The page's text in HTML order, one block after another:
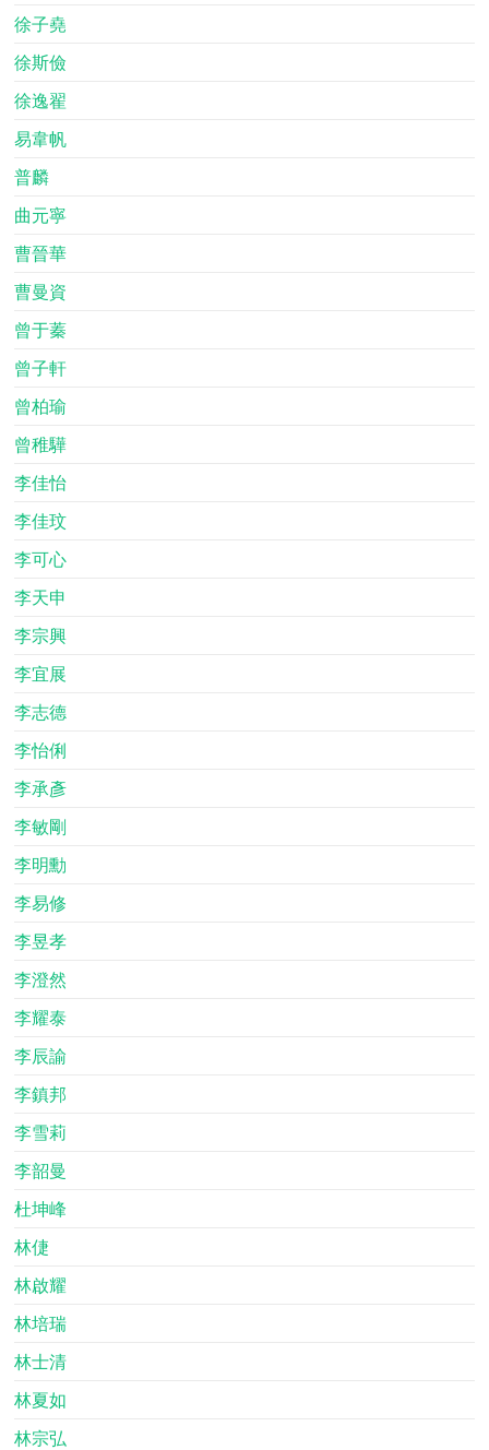
徐子堯
徐斯儉
徐逸翟
易韋帆
普麟
曲元寧
曹晉華
曹曼資
曾于蓁
曾子軒
曾柏瑜
曾稚驊
李佳怡
李佳玟
李可心
李天申
李宗興
李宜展
李志德
李怡俐
李承彥
李敏剛
李明勳
李易修
李昱孝
李澄然
李耀泰
李辰諭
李鎮邦
李雪莉
李韶曼
杜坤峰
林倢
林啟耀
林培瑞
林士清
林夏如
林宗弘